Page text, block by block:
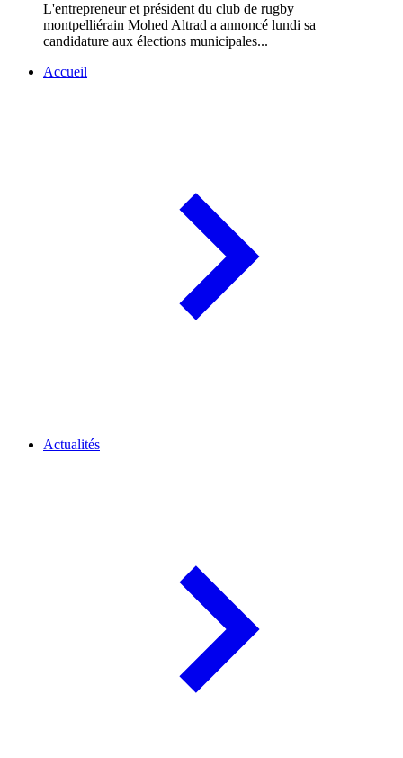
L'entrepreneur et président du club de rugby
montpelliérain Mohed Altrad a annoncé lundi sa
candidature aux élections municipales...
Accueil
Actualités